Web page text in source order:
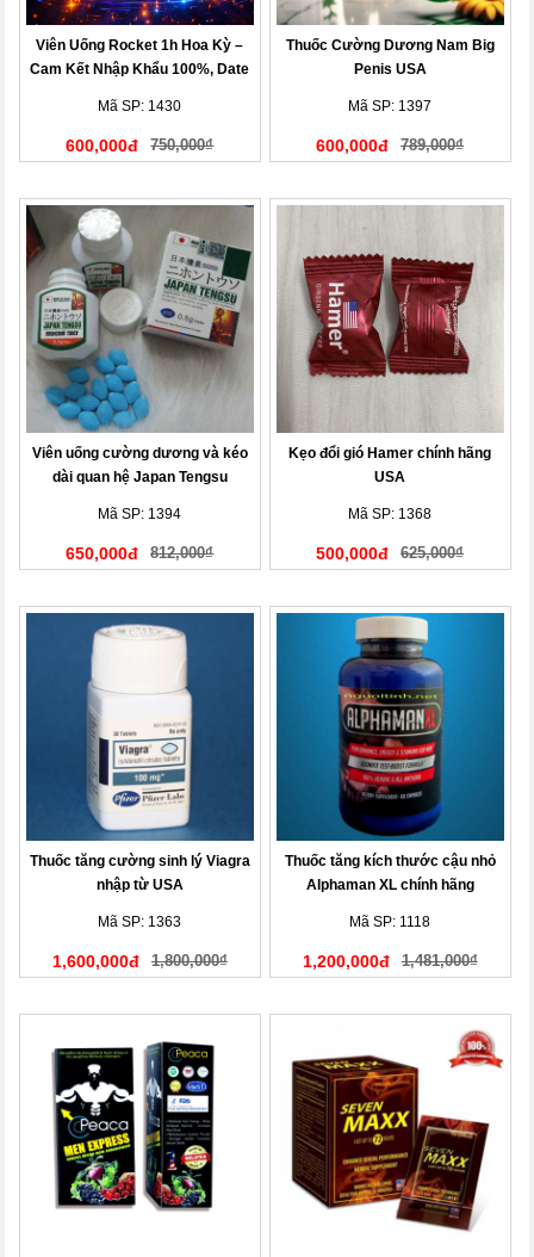
Viên Uống Rocket 1h Hoa Kỳ –
Cam Kết Nhập Khẩu 100%, Date
Mã SP: 1430
600,000đ 750,000₫
Thuốc Cường Dương Nam Big
Penis USA
Mã SP: 1397
600,000đ 789,000₫
Viên uống cường dương và kéo
dài quan hệ Japan Tengsu
Mã SP: 1394
650,000đ 812,000₫
Kẹo đổi gió Hamer chính hãng
USA
Mã SP: 1368
500,000đ 625,000₫
Thuốc tăng cường sinh lý Viagra
nhập từ USA
Mã SP: 1363
1,600,000đ 1,800,000₫
Thuốc tăng kích thước cậu nhỏ
Alphaman XL chính hãng
Mã SP: 1118
1,200,000đ 1,481,000₫